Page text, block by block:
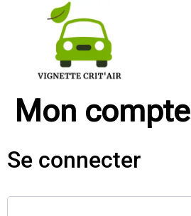
Mon compte
Se connecter